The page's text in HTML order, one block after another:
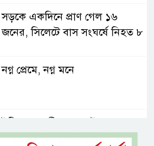
সড়কে একদিনে প্রাণ গেল ১৬
জনের, সিলেটে বাস সংঘর্ষে নিহত ৮
নগ্ন প্রেমে, নগ্ন মনে
মামলা হিসেবে তদন্তের সিদ্ধান্ত